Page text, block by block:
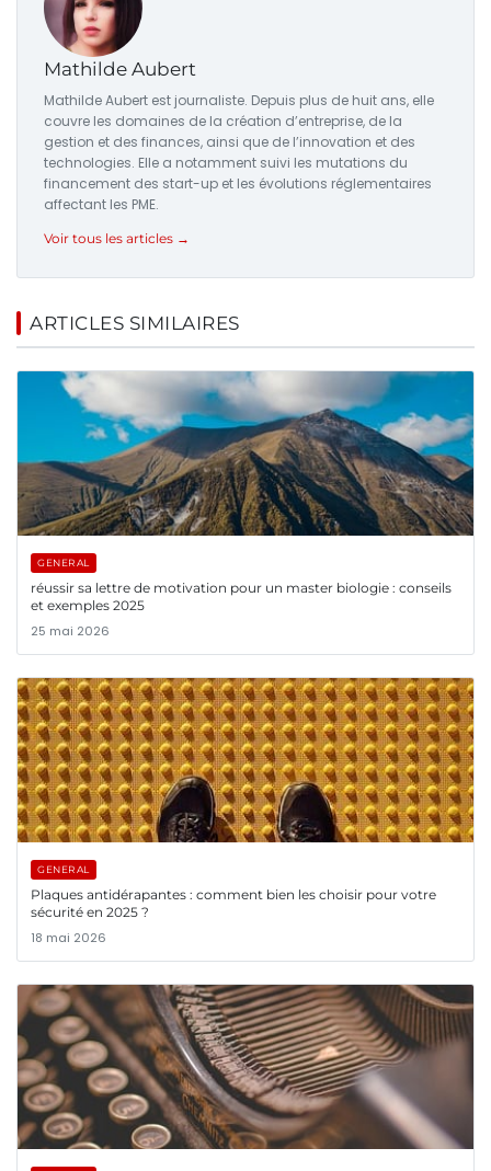
Mathilde Aubert
Mathilde Aubert est journaliste. Depuis plus de huit ans, elle
couvre les domaines de la création d’entreprise, de la
gestion et des finances, ainsi que de l’innovation et des
technologies. Elle a notamment suivi les mutations du
financement des start-up et les évolutions réglementaires
affectant les PME.
Voir tous les articles →
ARTICLES SIMILAIRES
GENERAL
réussir sa lettre de motivation pour un master biologie : conseils
et exemples 2025
25 mai 2026
GENERAL
Plaques antidérapantes : comment bien les choisir pour votre
sécurité en 2025 ?
18 mai 2026